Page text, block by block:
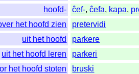
hoofd-
ĉef-,ĉefa, kapa,
het hoofd zien
pretervidi
uit het hoofd
parkere
uit het hoofd leren
parkeri
het hoofd stoten
bruski